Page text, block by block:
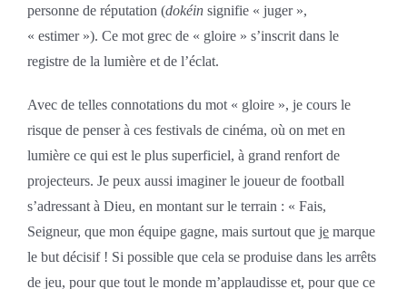
personne de réputation (dokéinsignifie « juger »,
« estimer »). Ce mot grec de « gloire » s’inscrit dans le
registre de la lumière et de l’éclat.
Avec de telles connotations du mot « gloire », je cours le
risque de penser à ces festivals de cinéma, où on met en
lumière ce qui est le plus superficiel, à grand renfort de
projecteurs. Je peux aussi imaginer le joueur de football
s’adressant à Dieu, en montant sur le terrain : « Fais,
Seigneur, que mon équipe gagne, mais surtout que jemarque
le but décisif ! Si possible que cela se produise dans les arrêts
de jeu, pour que tout le monde m’applaudisse et, pour que ce